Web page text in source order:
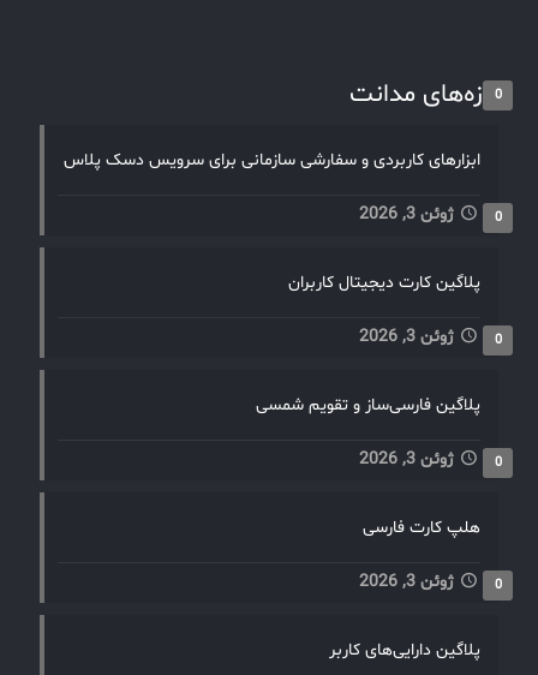
تازه‌های مدانت0
ابزارهای کاربردی و سفارشی سازمانی برای سرویس دسک پلاس
ژوئن 3, 2026 0
پلاگین کارت دیجیتال کاربران
ژوئن 3, 2026 0
پلاگین فارسی‌ساز و تقویم شمسی
ژوئن 3, 2026 0
هلپ کارت فارسی
ژوئن 3, 2026 0
پلاگین دارایی‌های کاربر